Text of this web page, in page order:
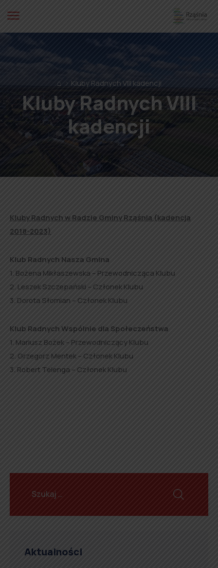
⌂ Kluby Radnych VIII kadencji
Kluby Radnych VIII
kadencji
Kluby Radnych w Radzie Gminy Rząśnia (kadencja
2018-2023)
Klub Radnych Nasza Gmina
1. Bożena Mikłaszewska – Przewodnicząca Klubu
2. Leszek Szczepański – Członek Klubu
3. Dorota Słomian – Członek Klubu
Klub Radnych Wspólnie dla Społeczeństwa
1. Mariusz Bożek – Przewodniczący Klubu
2. Grzegorz Mentek – Członek Klubu
3. Robert Telenga – Członek Klubu
Aktualności